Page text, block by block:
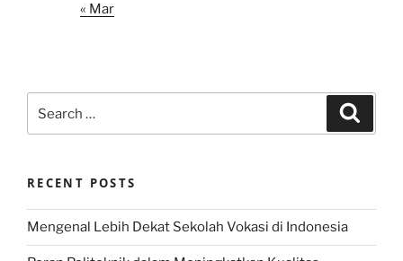
« Mar
for:
RECENT POSTS
Mengenal Lebih Dekat Sekolah Vokasi di Indonesia